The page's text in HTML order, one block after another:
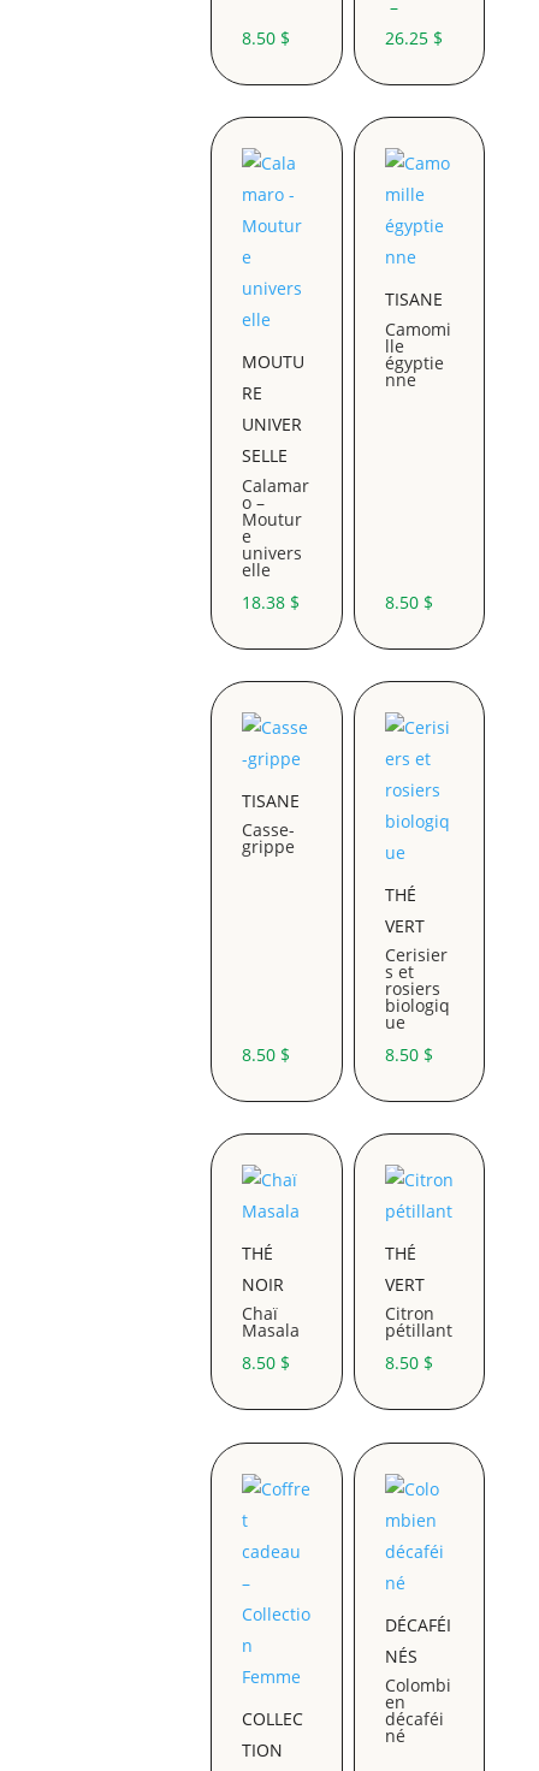
8.50 $
–
26.25 $Plage
15.75 $
à
MOUTU
RE
UNIVER
SELLE
Calamar
o –
Moutur
e
univers
elle
18.38 $
TISANE
Camomi
lle
égyptie
nne
8.50 $
TISANE
Casse-
grippe
8.50 $
THÉ
VERT
Cerisier
s et
rosiers
biologiq
ue
8.50 $
THÉ
NOIR
Chaï
Masala
8.50 $
THÉ
VERT
Citron
pétillant
8.50 $
COLLEC
TION
DÉCAFÉI
NÉS
Colombi
en
décaféi
né